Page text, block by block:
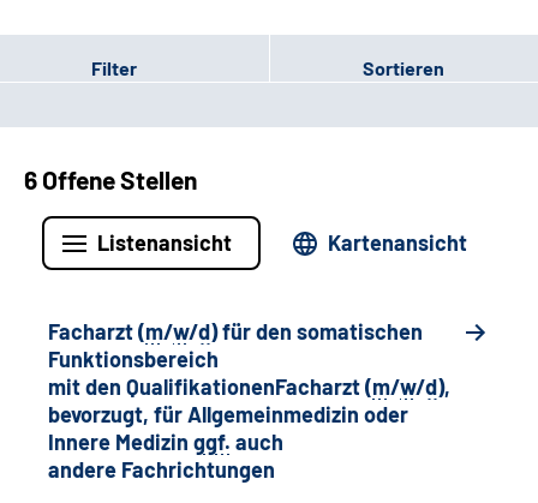
Filter Sortieren
6 Offene Stellen
Listenansicht Kartenansicht
Facharzt (m/w/d) für den somatischen
Funktionsbereich
mit den QualifikationenFacharzt (m/w/d),
bevorzugt, für Allgemeinmedizin oder
Innere Medizin ggf. auch
andere Fachrichtungen